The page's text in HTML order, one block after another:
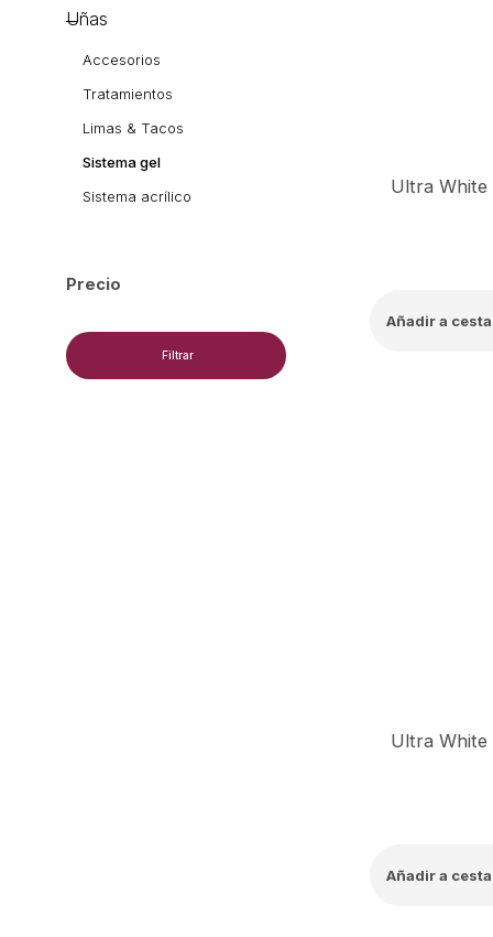
Uñas
Accesorios
Tratamientos
Limas & Tacos
Sistema gel
Sistema acrílico
Precio
Filtrar
Añadir a cesta
Añadir a cesta